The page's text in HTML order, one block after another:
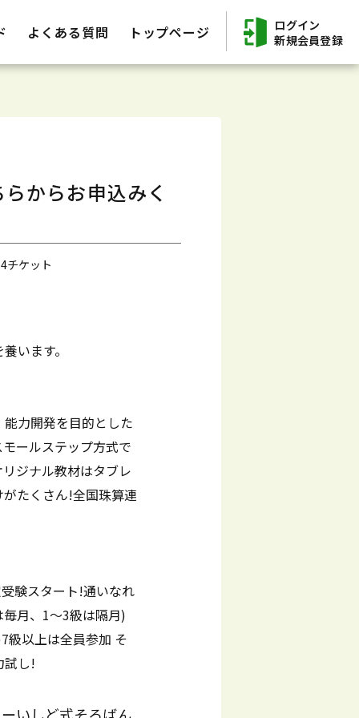
よくある質問 トップページ
ログイン
新規会員登録
からお申込みく
チケット
います。
力開発を目的とした
ールステップ方式で
ジナル教材はタブレ
たくさん!全国珠算連
験スタート!通いなれ
月、1～3級は隔月)
級以上は全員参加 そ
試し!